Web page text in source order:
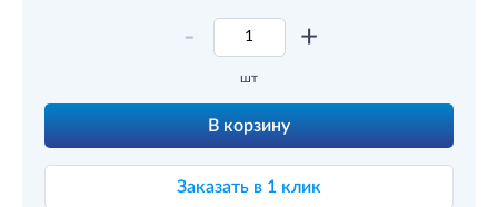
- +
шт
В корзину
Заказать в 1 клик